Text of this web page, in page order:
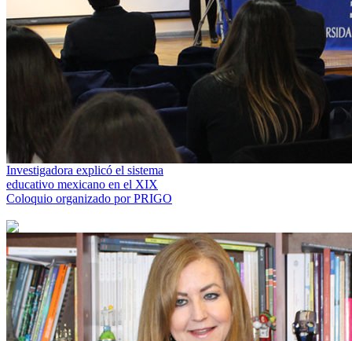
Investigadora explicó el sistema
educativo mexicano en el XIX
Coloquio organizado por PRIGO